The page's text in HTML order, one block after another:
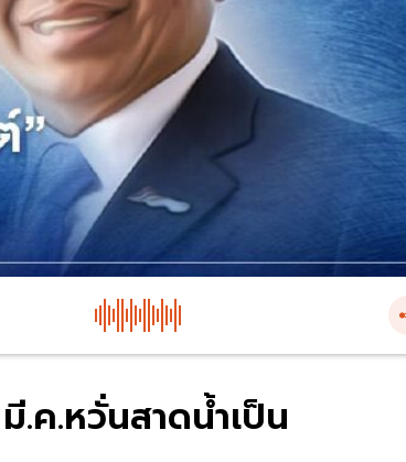
.ค.หวั่นสาดน้ำเป็น